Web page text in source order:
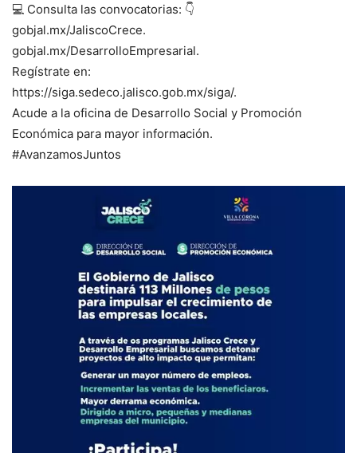
💻 Consulta las convocatorias: 👇
gobjal.mx/JaliscoCrece.
gobjal.mx/DesarrolloEmpresarial.
Regístrate en:
https://siga.sedeco.jalisco.gob.mx/siga/.
Acude a la oficina de Desarrollo Social y Promoción
Económica para mayor información.
#AvanzamosJuntos